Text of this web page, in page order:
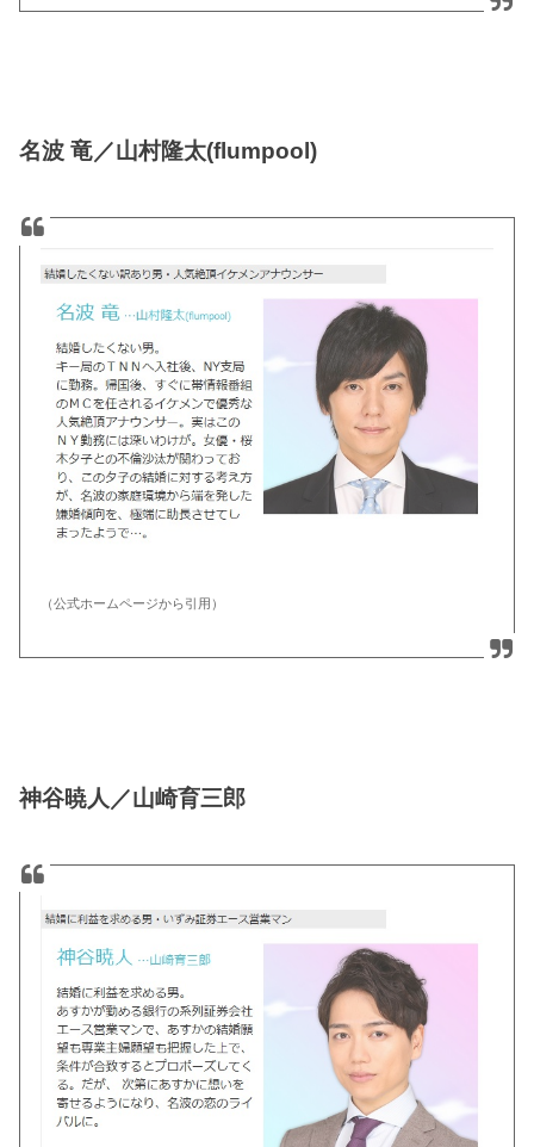
名波 竜／山村隆太(flumpool)
（公式ホームページから引用）
神谷暁人／山崎育三郎